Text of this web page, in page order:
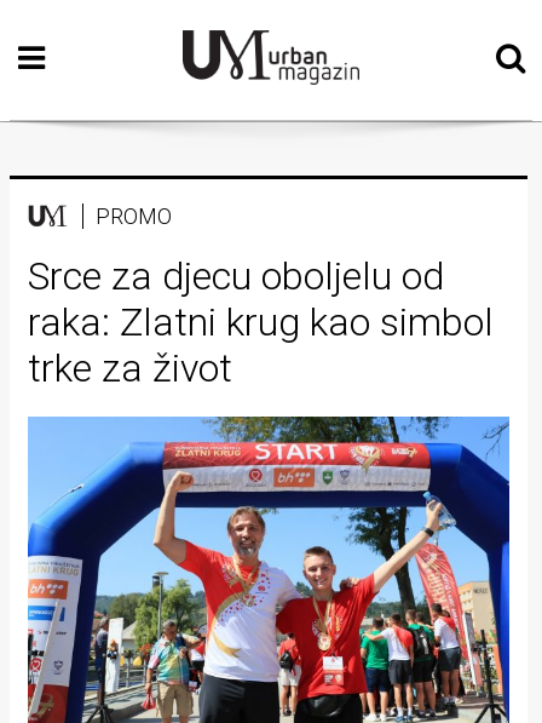
Početna
Vizualne
Teatar
Književnost
Muzika
Film
Intervju
Kultura
Lifestyle
Beauty
Fashion
Zdravlje
PROMO
Srce za djecu oboljelu od
raka: Zlatni krug kao simbol
trke za život